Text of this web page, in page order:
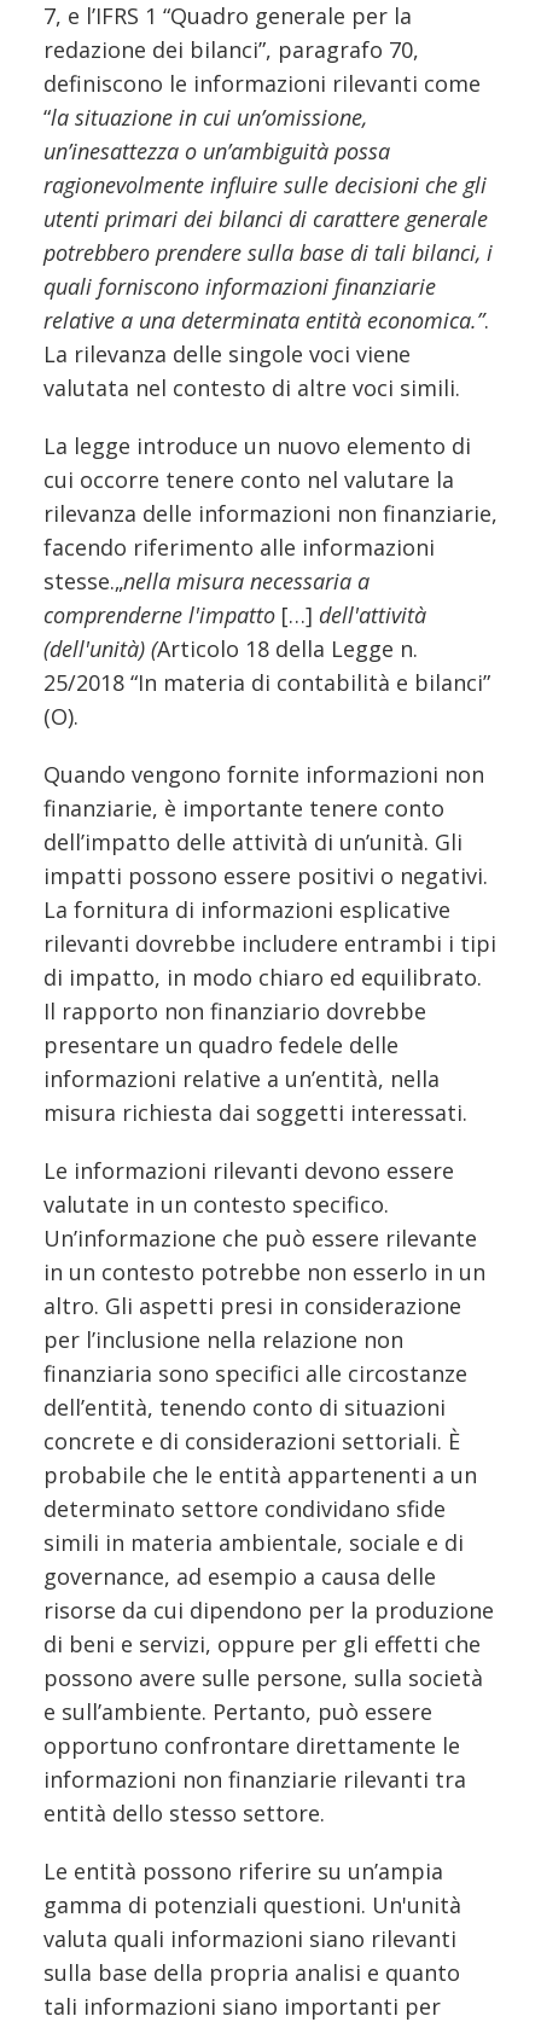
7, e l’IFRS 1 “Quadro generale per la
redazione dei bilanci”, paragrafo 70,
definiscono le informazioni rilevanti come
“la situazione in cui un’omissione,
un’inesattezza o un’ambiguità possa
ragionevolmente influire sulle decisioni che gli
utenti primari dei bilanci di carattere generale
potrebbero prendere sulla base di tali bilanci, i
quali forniscono informazioni finanziarie
relative a una determinata entità economica.”.
La rilevanza delle singole voci viene
valutata nel contesto di altre voci simili.
La legge introduce un nuovo elemento di
cui occorre tenere conto nel valutare la
rilevanza delle informazioni non finanziarie,
facendo riferimento alle informazioni
stesse.„nella misura necessaria a
comprenderne l'impatto […] dell'attività
(dell'unità) (Articolo 18 della Legge n.
25/2018 “In materia di contabilità e bilanci”
(O).
Quando vengono fornite informazioni non
finanziarie, è importante tenere conto
dell’impatto delle attività di un’unità. Gli
impatti possono essere positivi o negativi.
La fornitura di informazioni esplicative
rilevanti dovrebbe includere entrambi i tipi
di impatto, in modo chiaro ed equilibrato.
Il rapporto non finanziario dovrebbe
presentare un quadro fedele delle
informazioni relative a un’entità, nella
misura richiesta dai soggetti interessati.
Le informazioni rilevanti devono essere
valutate in un contesto specifico.
Un’informazione che può essere rilevante
in un contesto potrebbe non esserlo in un
altro. Gli aspetti presi in considerazione
per l’inclusione nella relazione non
finanziaria sono specifici alle circostanze
dell’entità, tenendo conto di situazioni
concrete e di considerazioni settoriali. È
probabile che le entità appartenenti a un
determinato settore condividano sfide
simili in materia ambientale, sociale e di
governance, ad esempio a causa delle
risorse da cui dipendono per la produzione
di beni e servizi, oppure per gli effetti che
possono avere sulle persone, sulla società
e sull’ambiente. Pertanto, può essere
opportuno confrontare direttamente le
informazioni non finanziarie rilevanti tra
entità dello stesso settore.
Le entità possono riferire su un’ampia
gamma di potenziali questioni. Un'unità
valuta quali informazioni siano rilevanti
sulla base della propria analisi e quanto
tali informazioni siano importanti per